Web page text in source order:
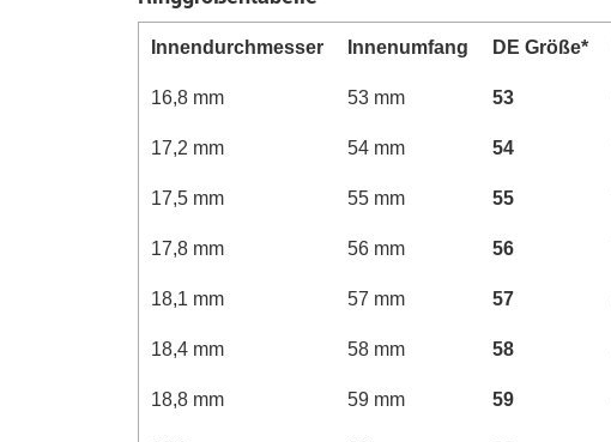
Innen­durchmesser Innen­­umfang DE Größe*
16,8 mm 53 mm 53
17,2 mm 54 mm 54
17,5 mm 55 mm 55
17,8 mm 56 mm 56
18,1 mm 57 mm 57
18,4 mm 58 mm 58
18,8 mm 59 mm 59